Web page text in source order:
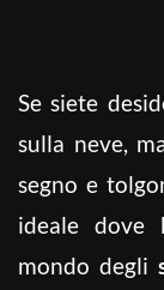
Se siete
sulla neve,
segno e
ideale dove
mondo degli